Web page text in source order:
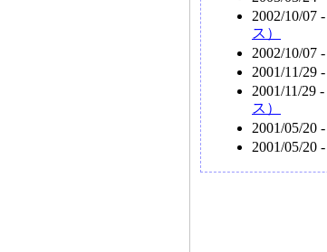
2002/10/07 -
ス）
2002/10/07 -
2001/11/29 -
2001/11/29 -
ス）
2001/05/20 -
2001/05/20 -